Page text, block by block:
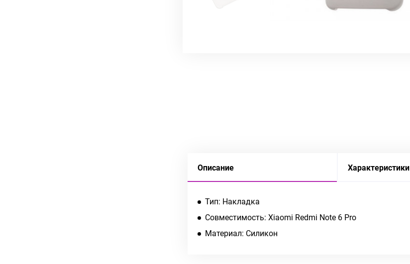
Описание Характеристики
Тип: Накладка
Совместимость: Xiaomi Redmi Note 6 Pro
Материал: Силикон